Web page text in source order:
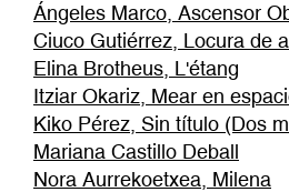
Ángeles Marco, Ascensor
Ciuco Gutiérrez, Locura de
Elina Brotheus, L'étang
Itziar Okariz, Mear en
Kiko Pérez, Sin título (Dos
Mariana Castillo Deball
Nora Aurrekoetxea, Milena